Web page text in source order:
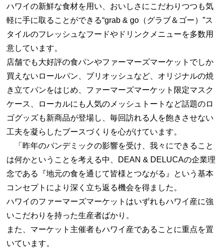
ハワイの新鮮な食材を用い、おいしさにこだわりつつも気
軽に手に取ることができる“grab & go（グラブ＆ゴー）”ス
タイルのフレッシュなフードやドリンクメニューを多数用
意しています。
店舗でも大好評の食パンやファーマーズマーケットでしか
買えないロールパン、ブリオッシュなど、オリジナルの焼
き立てパンをはじめ、ファーマーズマーケット限定マスク
ケース、ローカルにも人気のメッシュトートなど話題のロ
ゴグッズも新商品が登場し、毎回訪れる人を飽きさせない
工夫を凝らしたブースづくりを心がけています。
「昨年のパンデミックの影響を受け、我々にできること
は何かということを考える中、DEAN & DELUCAの企業理
念である『地元の食を通じて皆様とつながる』という基本
コンセプトにより深く立ち返る機会を得ました。
ハワイのファーマーズマーケットはいずれもハワイ産に強
いこだわりを持った生産者ばかり。
また、マーケット主催者もハワイ産であることに重点を置
いています。